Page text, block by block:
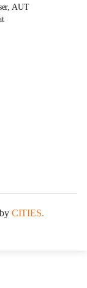
AUT
CITIES.